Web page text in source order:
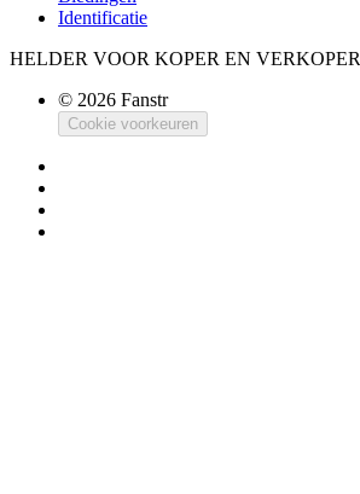
Identificatie
HELDER VOOR KOPER EN VERKOPER
© 2026 Fanstr
Cookie voorkeuren